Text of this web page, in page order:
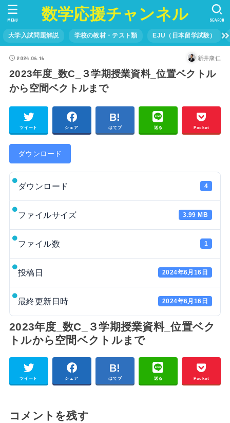
数学応援チャンネル
大学入試問題解説 学校の教材・テスト類 EJU（日本留学試験）
SEARCH
MENU
2024.06.16 新井康仁
2023年度_数C_３学期授業資料_位置ベクトル
から空間ベクトルまで
ツイート シェア はてブ 送る Pocket
ダウンロード
ダウンロード 4
ファイルサイズ 3.99 MB
ファイル数 1
投稿日 2024年6月16日
最終更新日時 2024年6月16日
2023年度_数C_３学期授業資料_位置ベク
トルから空間ベクトルまで
ツイート シェア はてブ 送る Pocket
コメントを残す